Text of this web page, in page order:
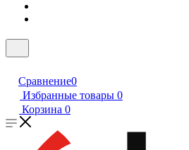
Сравнение0
Избранные товары 0
Корзина 0